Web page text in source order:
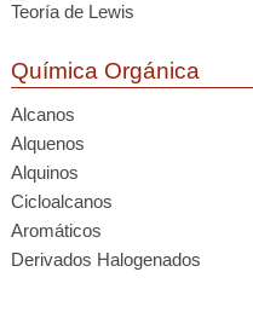
Teoría de Lewis
Química Orgánica
Alcanos
Alquenos
Alquinos
Cicloalcanos
Aromáticos
Derivados Halogenados